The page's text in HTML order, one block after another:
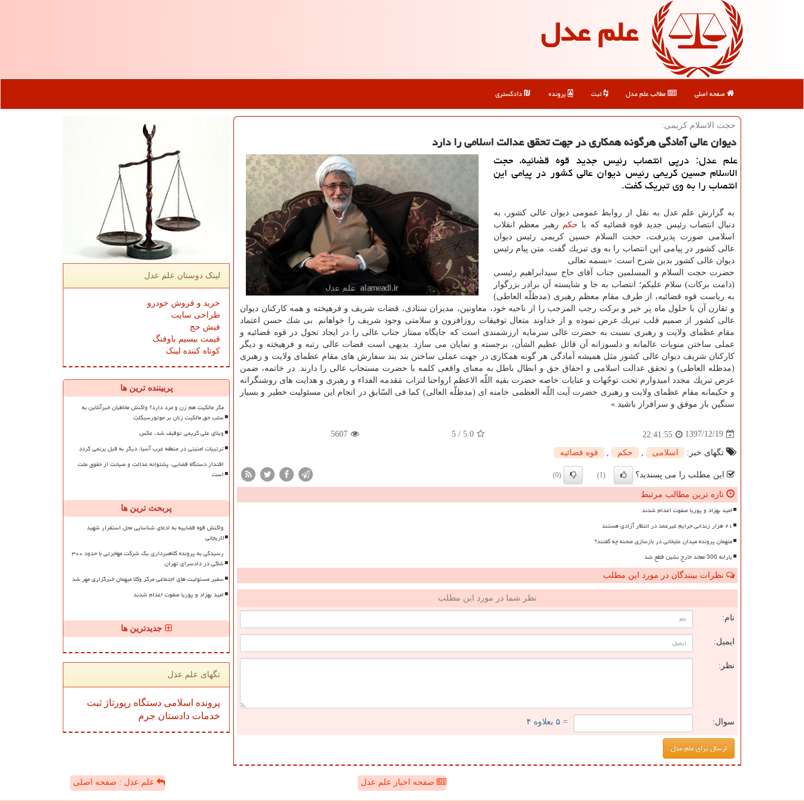
علم عدل
صفحه اصلی مطالب علم عدل ثبت پرونده دادگستری
حجت الاسلام كریمی:
دیوان عالی آمادگی هرگونه همكاری در جهت تحقق عدالت اسلامی را دارد
علم عدل: درپی انتصاب رئیس جدید قوه قضائیه، حجت
الاسلام حسین كریمی رئیس دیوان عالی كشور در پیامی این
انتصاب را به وی تبریك گفت.
به گزارش علم عدل به نقل از روابط عمومی دیوان عالی كشور، به
دنبال انتصاب رئیس جدید قوه قضائیه كه با حكم رهبر معظم انقلاب
اسلامی صورت پذیرفت، حجت السلام حسین كریمی رئیس دیوان
عالی كشور در پیامی این انتصاب را به وی تبریك گفت. متن پیام رئیس
دیوان عالی كشور بدین شرح است: «بسمه تعالی
حضرت حجت السلام و المسلمین جناب آقای حاج سیدابراهیم رئیسی
(دامت بركات) سلام علیكم؛ انتصاب به جا و شایسته آن برادر بزرگوار
به ریاست قوه قضائیه، از طرف مقام معظم رهبری (مدظلّه العاطی)
و تقارن آن با حلول ماه پر خیر و بركت رجب المرجب را از ناحیه خود، معاونین، مدیران ستادی، قضات شریف و فرهیخته و همه كاركنان دیوان
عالی كشور از صمیم قلب تبریك عرض نموده و از خداوند متعال توفیقات روزافزون و سلامتی وجود شریف را خواهانم. بی شك حسن اعتماد
مقام عظمای ولایت و رهبری نسبت به حضرت عالی سرمایه ارزشمندی است كه جایگاه ممتاز جناب عالی را در ایجاد تحول در قوه قضائیه و
عملی ساختن منویات عالمانه و دلسوزانه آن قائل عظیم الشأن، برجسته و نمایان می سازد. بدیهی است قضات عالی رتبه و فرهیخته و دیگر
كاركنان شریف دیوان عالی كشور مثل همیشه آمادگی هر گونه همكاری در جهت عملی ساختن بند بند سفارش های مقام عظمای ولایت و رهبری
(مدظله العاطی) و تحقق عدالت اسلامی و احقاق حق و ابطال باطل به معنای واقعی كلمه با حضرت مستجاب عالی را دارند. در خاتمه، ضمن
عرض تبریك مجدد امیدوارم تحت توجّهات و عنایات خاصه حضرت بقیه اللّه الاعظم ارواحنا لتراب مَقدمه الفداء و رهبری و هدایت های روشنگرانه
و حكیمانه مقام عظمای ولایت و رهبری حضرت آیت اللّه العظمی خامنه ای (مدظلّه العالی) كما فی السّابق در انجام این مسئولیت خطیر و بسیار
سنگین باز موفق و سرافراز باشید.»
1397/12/19
22:41:55
5.0
/
5
5607
تگهای خبر: اسلامی حكم قوه قضائیه
این مطلب را می پسندید؟ (1)
(0)
تازه ترین مطالب مرتبط
امید بهزاد و پوریا صفوت اعدام شدند
۲۱ هزار زندانی جرایم غیرعمد در انتظار آزادی هستند
متهمان پرونده میدان علیخانی در بازسازی صحنه چه گفتند؟
یارانه 300 معاند خارج نشین قطع شد
نظرات بینندگان در مورد این مطلب
نظر شما در مورد این مطلب
نام:
ایمیل:
نظر:
سوال: = ۵ بعلاوه ۴
لینک دوستان علم عدل
خرید و فروش خودرو
طراحی سایت
فیش حج
قیمت بیسیم باوفنگ
کوتاه کننده لینک
پربیننده ترین ها
مگر مالکیت هم زن و مرد دارد؟ واکنش مخاطبان خبرآنلاین به
سلب حق مالکیت زنان بر موتورسیکلت
ویلای علی کریمی توقیف شد، عکس
ترتیبات امنیتی در منطقه غرب آسیا، دیگر به قبل برنمی گردد
اقتدار دستگاه قضایی، پشتوانه عدالت و صیانت از حقوق ملت
است
پربحث ترین ها
واکنش قوه قضاییه به ادعای شناسایی محل استقرار شهید
لاریجانی
رسیدگی به پرونده کلاهبرداری یک شرکت مهاجرتی با حدود ۳۰۰
شاکی در دادسرای تهران
سفیر مسئولیت های اجتماعی مرکز وکلا میهمان خبرگزاری مهر شد
امید بهزاد و پوریا صفوت اعدام شدند
جدیدترین ها
تگهای علم عدل
پرونده اسلامی دستگاه رپورتاژ ثبت
خدمات دادستان جرم
صفحه اخبار علم عدل علم عدل : صفحه اصلی